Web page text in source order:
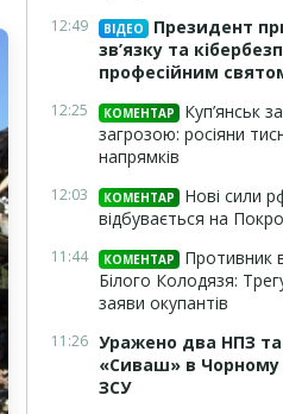
12:49 ВІДЕО
Президент
зв’язку та
професійним
12:25 КОМЕНТАР
Куп’янськ
загрозою: росіяни
напрямків
12:03 КОМЕНТАР
Нові сили
відбувається на
11:44 КОМЕНТАР
Противник
Білого Колодязя:
заяви окупантів
11:26 Уражено два НПЗ
«Сиваш» в
ЗСУ